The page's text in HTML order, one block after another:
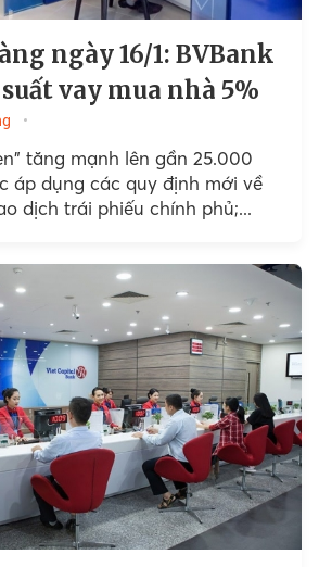
ngày 16/1: BVBank
vay mua nhà 5%
tăng mạnh lên gần 25.000
áp dụng các quy định mới về
dịch trái phiếu chính phủ;...